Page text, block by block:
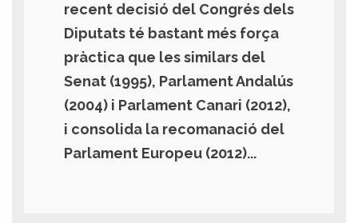
recent decisió del Congrés dels
Diputats té bastant més força
pràctica que les similars del
Senat (1995), Parlament Andalús
(2004) i Parlament Canari (2012),
i consolida la recomanació del
Parlament Europeu (2012)...